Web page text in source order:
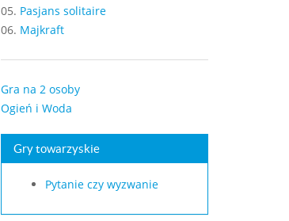
05. Pasjans solitaire
06. Majkraft
Gra na 2 osoby
Ogień i Woda
Gry towarzyskie
Pytanie czy wyzwanie